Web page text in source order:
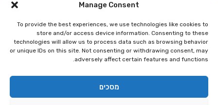
Manage Consent
To provide the best experiences, we use technologies like cookies to
store and/or access device information. Consenting to these
technologies will allow us to process data such as browsing behavior
or unique IDs on this site. Not consenting or withdrawing consent, may
adversely affect certain features and functions.
מסכים